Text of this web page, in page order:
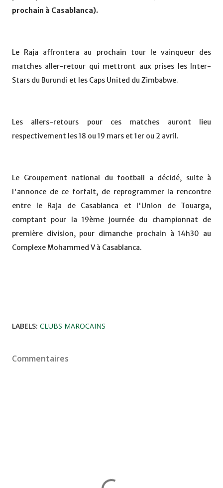
prochain à Casablanca).
Le Raja affrontera au prochain tour le vainqueur des
matches aller-retour qui mettront aux prises les Inter-
Stars du Burundi et les Caps United du Zimbabwe.
Les allers-retours pour ces matches auront lieu
respectivement les 18 ou 19 mars et 1er ou 2 avril.
Le Groupement national du football a décidé, suite à
l'annonce de ce forfait, de reprogrammer la rencontre
entre le Raja de Casablanca et l'Union de Touarga,
comptant pour la 19ème journée du championnat de
première division, pour dimanche prochain à 14h30 au
Complexe Mohammed V à Casablanca.
LABELS: CLUBS MAROCAINS
Commentaires